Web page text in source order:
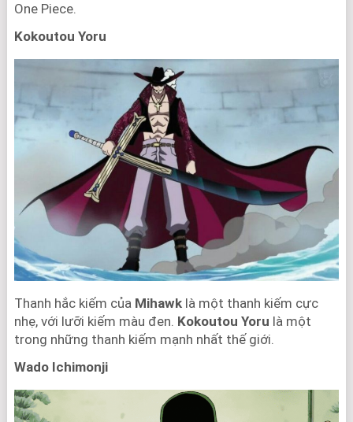
One Piece.
Kokoutou Yoru
Thanh hắc kiếm của Mihawklà một thanh kiếm cực
nhẹ, với lưỡi kiếm màu đen. Kokoutou Yoru là một
trong những thanh kiếm mạnh nhất thế giới.
Wado Ichimonji